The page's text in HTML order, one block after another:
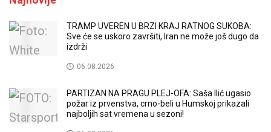
TRAMP UVEREN U BRZI KRAJ RATNOG SUKOBA:
Sve će se uskoro završiti, Iran ne može još dugo da
izdrži
06.08.2026
PARTIZAN NA PRAGU PLEJ-OFA: Saša Ilić ugasio
požar iz prvenstva, crno-beli u Humskoj prikazali
najboljih sat vremena u sezoni!